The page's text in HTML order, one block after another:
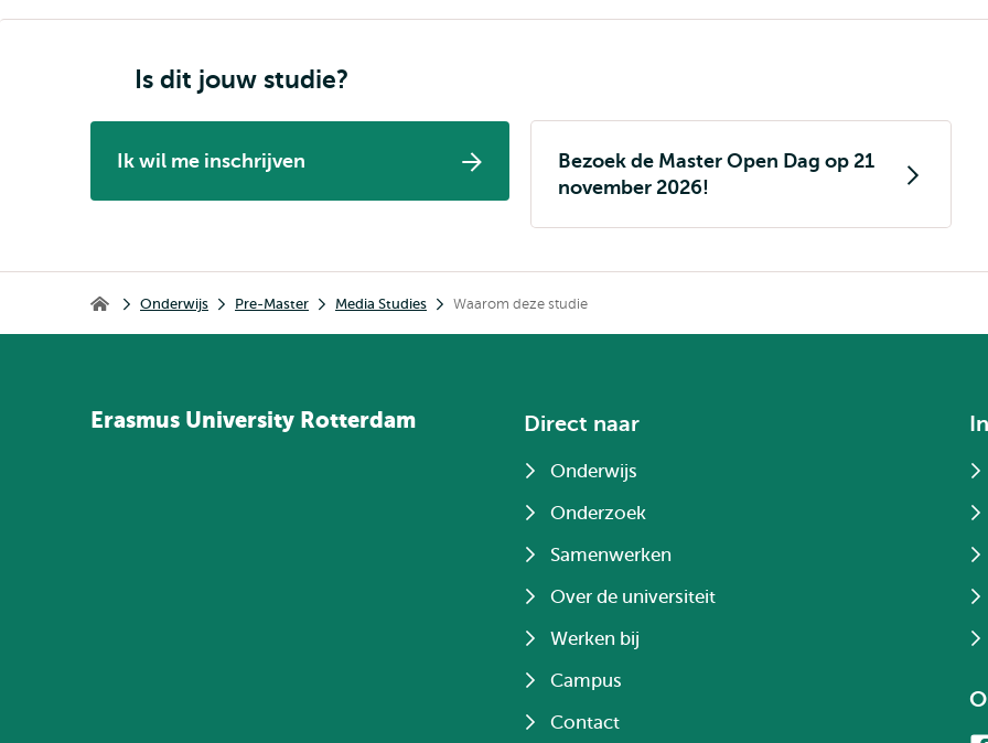
Is dit jouw studie?
Ik wil me inschrijven
Bezoek de Master Open Dag op 21
november 2026!
Home Onderwijs Pre-Master Media Studies Waarom deze studie
Erasmus University Rotterdam Direct naar
Onderwijs
Onderzoek
Samenwerken
Over de universiteit
Werken bij
Campus
Contact